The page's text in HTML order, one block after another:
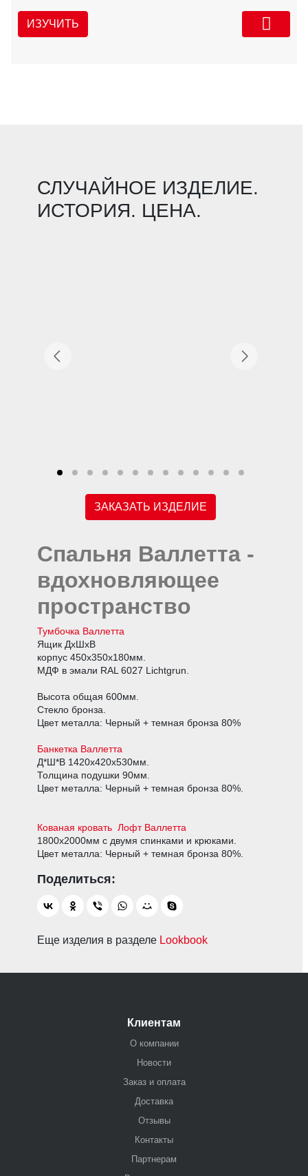
ИЗУЧИТЬ
СЛУЧАЙНОЕ ИЗДЕЛИЕ.
ИСТОРИЯ. ЦЕНА.
ЗАКАЗАТЬ ИЗДЕЛИЕ
Спальня Валлетта -
вдохновляющее
пространство
Тумбочка Валлетта
Ящик ДхШхВ
корпус 450х350х180мм.
МДФ в эмали RAL 6027 Lichtgrun.
Высота общая 600мм.
Стекло бронза.
Цвет металла: Черный + темная бронза 80%
Банкетка Валлетта
Д*Ш*В 1420х420х530мм.
Толщина подушки 90мм.
Цвет металла: Черный + темная бронза 80%.
Кованая кровать Лофт Валлетта
1800х2000мм с двумя спинками и крюками.
Цвет металла: Черный + темная бронза 80%.
Еще изделия в разделе Lookbook
Клиентам
О компании
Новости
Заказ и оплата
Доставка
Отзывы
Контакты
Партнерам